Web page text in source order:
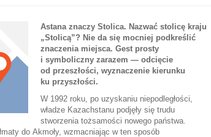
Astana znaczy Stolica. Nazwać stolicę kraju
„Stolicą”? Nie da się mocniej podkreślić
znaczenia miejsca. Gest prosty
i symboliczny zarazem — odcięcie
od przeszłości, wyznaczenie kierunku
ku przyszłości.
W 1992 roku, po uzyskaniu niepodległości,
władze Kazachstanu podjęły się trudu
stworzenia tożsamości nowego państwa.
do Akmoły, wzmacniając w ten sposób